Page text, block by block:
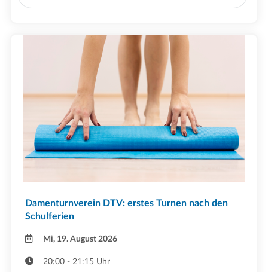
Damenturnverein DTV: erstes Turnen nach den
Schulferien
Mi, 19. August 2026
20:00 - 21:15 Uhr